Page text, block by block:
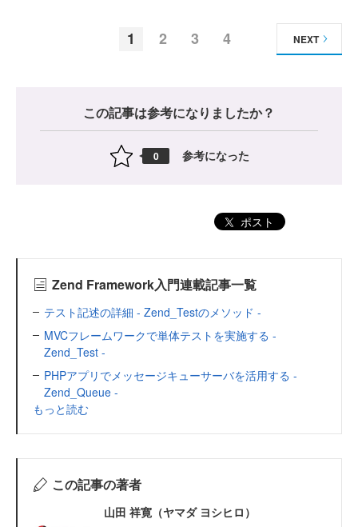
1 2 3 4 NEXT
この記事は参考になりましたか？
0 参考になった
ポスト
Zend Framework入門連載記事一覧
テスト記述の詳細 - Zend_Testのメソッド -
MVCフレームワークで単体テストを実施する -
Zend_Test -
PHPアプリでメッセージキューサーバを活用する -
Zend_Queue -
もっと読む
この記事の著者
山田 祥寛（ヤマダ ヨシヒロ）